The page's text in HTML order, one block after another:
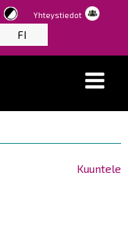
Yhteystiedot
FI
Kuuntele